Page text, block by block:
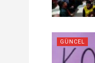
GÜNCEL